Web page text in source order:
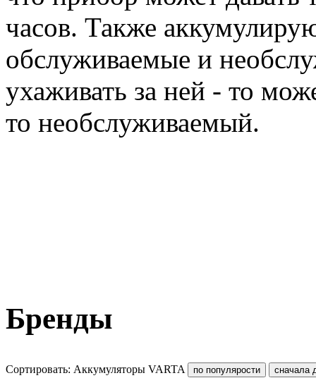
часов. Также
обслуживаемые и
ухаживать за ней - то
то необслуживаемый.
Бренды
Сортировать: Аккумуляторы VARTA